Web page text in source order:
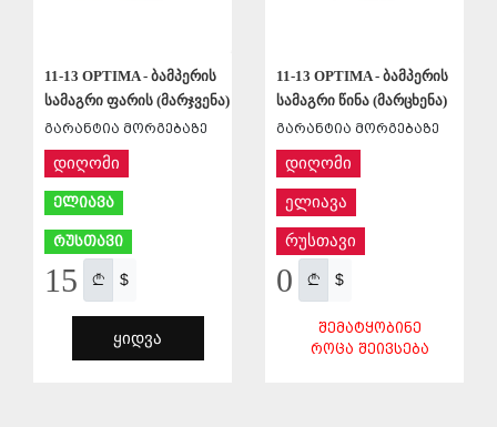
11-13 OPTIMA - ბამპერის
სამაგრი ფარის (მარჯვენა)
გარანტია მორგებაზე
დიღომი
ელიავა
რუსთავი
15 $
ᲧᲘᲓᲕᲐ
11-13 OPTIMA - ბამპერის
სამაგრი წინა (მარცხენა)
გარანტია მორგებაზე
დიღომი
ელიავა
რუსთავი
0 $
ᲨᲔᲛᲐᲢᲧᲝᲑᲘᲜᲔ
ᲠᲝᲪᲐ ᲨᲔᲘᲕᲡᲔᲑᲐ